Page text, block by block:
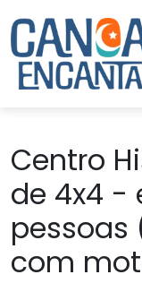
Centro
de 4x4 -
pessoas
com